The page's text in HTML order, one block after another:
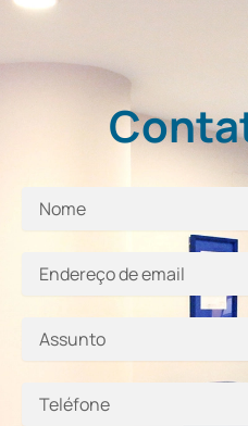
Telefone